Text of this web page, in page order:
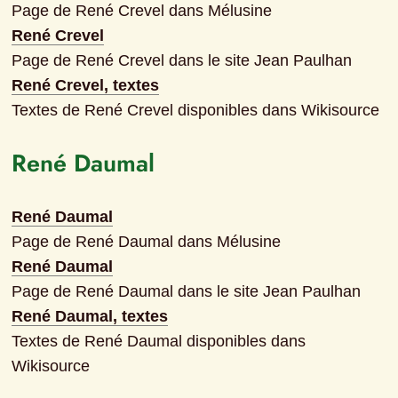
Page de René Crevel dans Mélusine
René Crevel
Page de René Crevel dans le site Jean Paulhan
René Crevel, textes
Textes de René Crevel disponibles dans Wikisource
René Daumal
René Daumal
Page de René Daumal dans Mélusine
René Daumal
Page de René Daumal dans le site Jean Paulhan
René Daumal, textes
Textes de René Daumal disponibles dans
Wikisource